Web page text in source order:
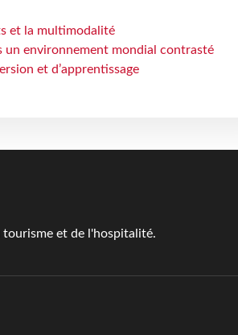
et la multimodalité
un environnement mondial contrasté
et d’apprentissage
tourisme et de l'hospitalité.